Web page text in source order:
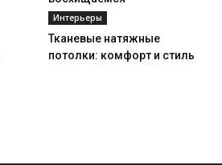
Интерьеры
Тканевые натяжные
потолки: комфорт и стиль